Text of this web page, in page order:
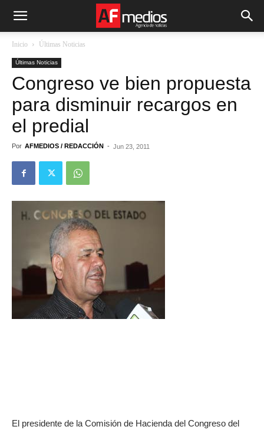
Inicio Últimas Noticias
Últimas Noticias
Congreso ve bien propuesta
para disminuir recargos en
el predial
Por AFMEDIOS / REDACCIÓN - Jun 23, 2011
El presidente de la Comisión de Hacienda del Congreso del